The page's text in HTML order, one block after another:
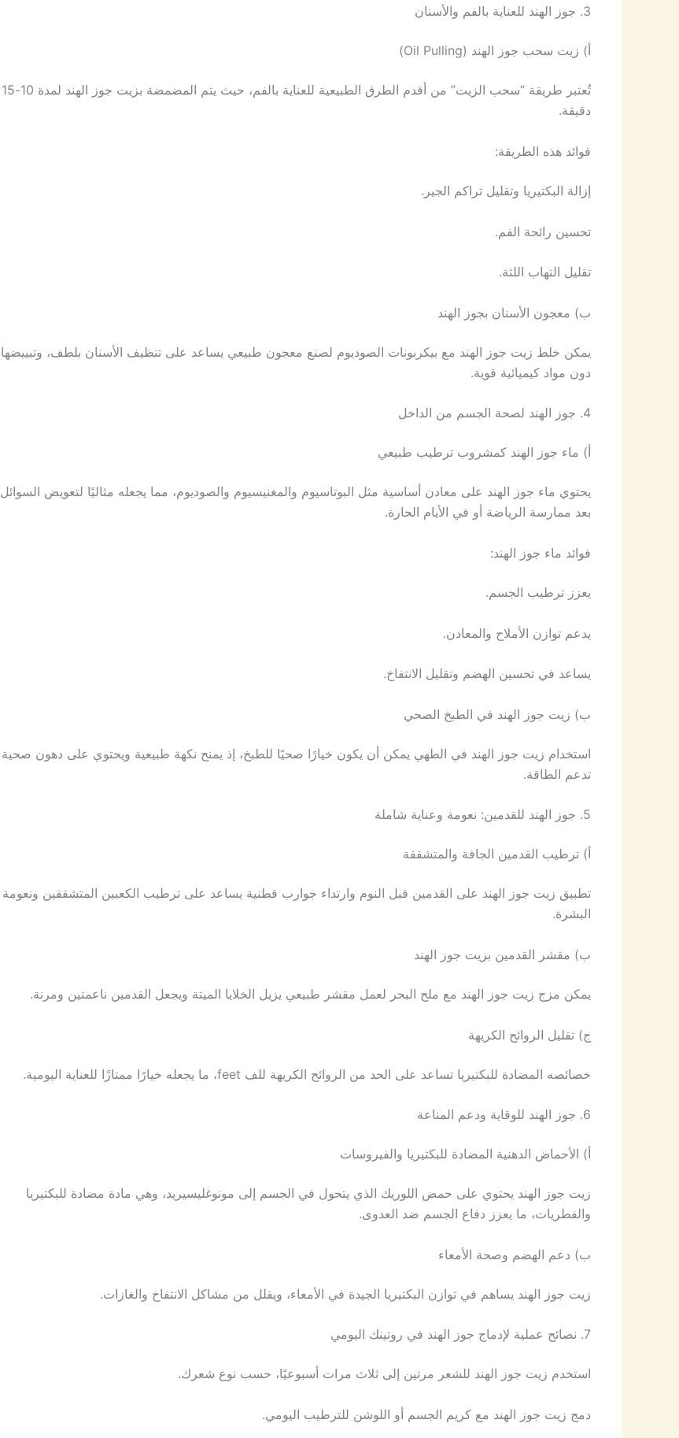
3. جوز الهند للعناية بالفم والأسنان
أ) زيت سحب جوز الهند (Oil Pulling)
تُعتبر طريقة “سحب الزيت” من أقدم الطرق الطبيعية للعناية بالفم، حيث يتم المضمضة بزيت جوز الهند لمدة 10-15
دقيقة.
فوائد هذه الطريقة:
إزالة البكتيريا وتقليل تراكم الجير.
تحسين رائحة الفم.
تقليل التهاب اللثة.
ب) معجون الأسنان بجوز الهند
يمكن خلط زيت جوز الهند مع بيكربونات الصوديوم لصنع معجون طبيعي يساعد على تنظيف الأسنان بلطف، وتبييضها
دون مواد كيميائية قوية.
4. جوز الهند لصحة الجسم من الداخل
أ) ماء جوز الهند كمشروب ترطيب طبيعي
يحتوي ماء جوز الهند على معادن أساسية مثل البوتاسيوم والمغنيسيوم والصوديوم، مما يجعله مثاليًا لتعويض السوائل
بعد ممارسة الرياضة أو في الأيام الحارة.
فوائد ماء جوز الهند:
يعزز ترطيب الجسم.
يدعم توازن الأملاح والمعادن.
يساعد في تحسين الهضم وتقليل الانتفاخ.
ب) زيت جوز الهند في الطبخ الصحي
استخدام زيت جوز الهند في الطهي يمكن أن يكون خيارًا صحيًا للطبخ، إذ يمنح نكهة طبيعية ويحتوي على دهون صحية
تدعم الطاقة.
5. جوز الهند للقدمين: نعومة وعناية شاملة
أ) ترطيب القدمين الجافة والمتشققة
تطبيق زيت جوز الهند على القدمين قبل النوم وارتداء جوارب قطنية يساعد على ترطيب الكعبين المتشققين ونعومة
البشرة.
ب) مقشر القدمين بزيت جوز الهند
يمكن مزج زيت جوز الهند مع ملح البحر لعمل مقشر طبيعي يزيل الخلايا الميتة ويجعل القدمين ناعمتين ومرنة.
ج) تقليل الروائح الكريهة
خصائصه المضادة للبكتيريا تساعد على الحد من الروائح الكريهة للف feet، ما يجعله خيارًا ممتازًا للعناية اليومية.
6. جوز الهند للوقاية ودعم المناعة
أ) الأحماض الدهنية المضادة للبكتيريا والفيروسات
زيت جوز الهند يحتوي على حمض اللوريك الذي يتحول في الجسم إلى مونوغليسيريد، وهي مادة مضادة للبكتيريا
والفطريات، ما يعزز دفاع الجسم ضد العدوى.
ب) دعم الهضم وصحة الأمعاء
زيت جوز الهند يساهم في توازن البكتيريا الجيدة في الأمعاء، ويقلل من مشاكل الانتفاخ والغازات.
7. نصائح عملية لإدماج جوز الهند في روتينك اليومي
استخدم زيت جوز الهند للشعر مرتين إلى ثلاث مرات أسبوعيًا، حسب نوع شعرك.
دمج زيت جوز الهند مع كريم الجسم أو اللوشن للترطيب اليومي.